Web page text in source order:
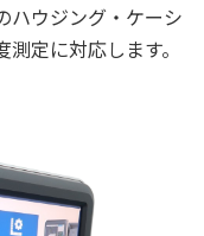
ハウジング・ケーシ
定に対応します。